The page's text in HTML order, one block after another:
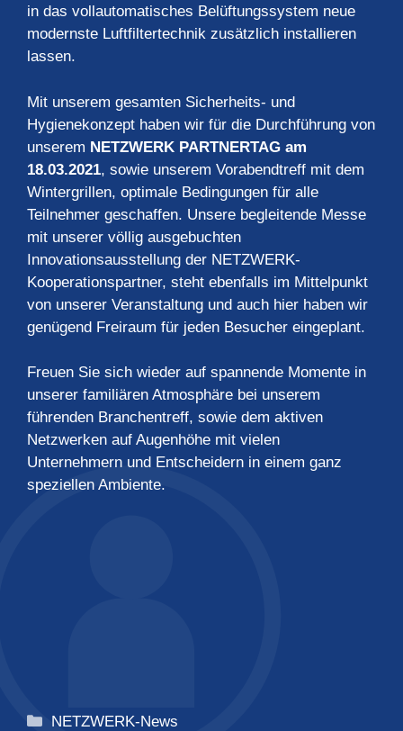
in das vollautomatisches Belüftungssystem neue
modernste Luftfiltertechnik zusätzlich installieren
lassen.
Mit unserem gesamten Sicherheits- und
Hygienekonzept haben wir für die Durchführung von
unserem NETZWERK PARTNERTAG am
18.03.2021, sowie unserem Vorabendtreff mit dem
Wintergrillen, optimale Bedingungen für alle
Teilnehmer geschaffen. Unsere begleitende Messe
mit unserer völlig ausgebuchten
Innovationsausstellung der NETZWERK-
Kooperationspartner, steht ebenfalls im Mittelpunkt
von unserer Veranstaltung und auch hier haben wir
genügend Freiraum für jeden Besucher eingeplant.
Freuen Sie sich wieder auf spannende Momente in
unserer familiären Atmosphäre bei unserem
führenden Branchentreff, sowie dem aktiven
Netzwerken auf Augenhöhe mit vielen
Unternehmern und Entscheidern in einem ganz
speziellen Ambiente.
Kategorien
NETZWERK-News